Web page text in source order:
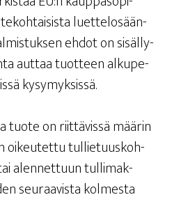
luet­te­lo­sään­
ehdot on sisäl­ly­
aut­taa tuot­teen alku­pe­
kysymyksissä.
tuo­te on riit­tä­vis­sä mää­rin
oikeu­tet­tu tul­lie­tuus­koh­
alen­net­tuun tul­li­mak­
seu­raa­vis­ta kol­mes­ta